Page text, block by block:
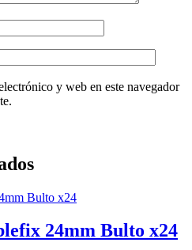
y web en este navegador
24mm Bulto x24